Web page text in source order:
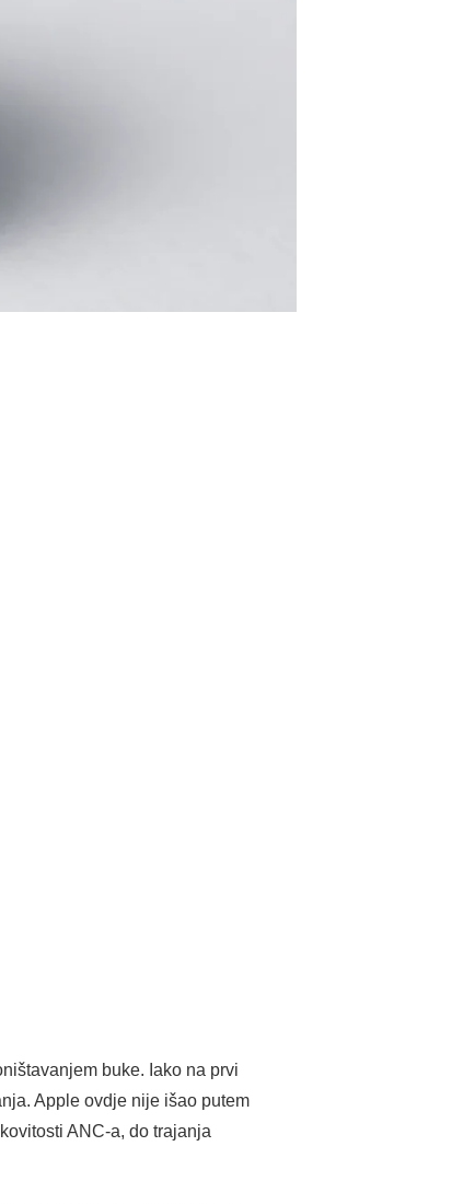
buke. Iako na prvi
Apple ovdje nije išao putem
ANC-a, do trajanja